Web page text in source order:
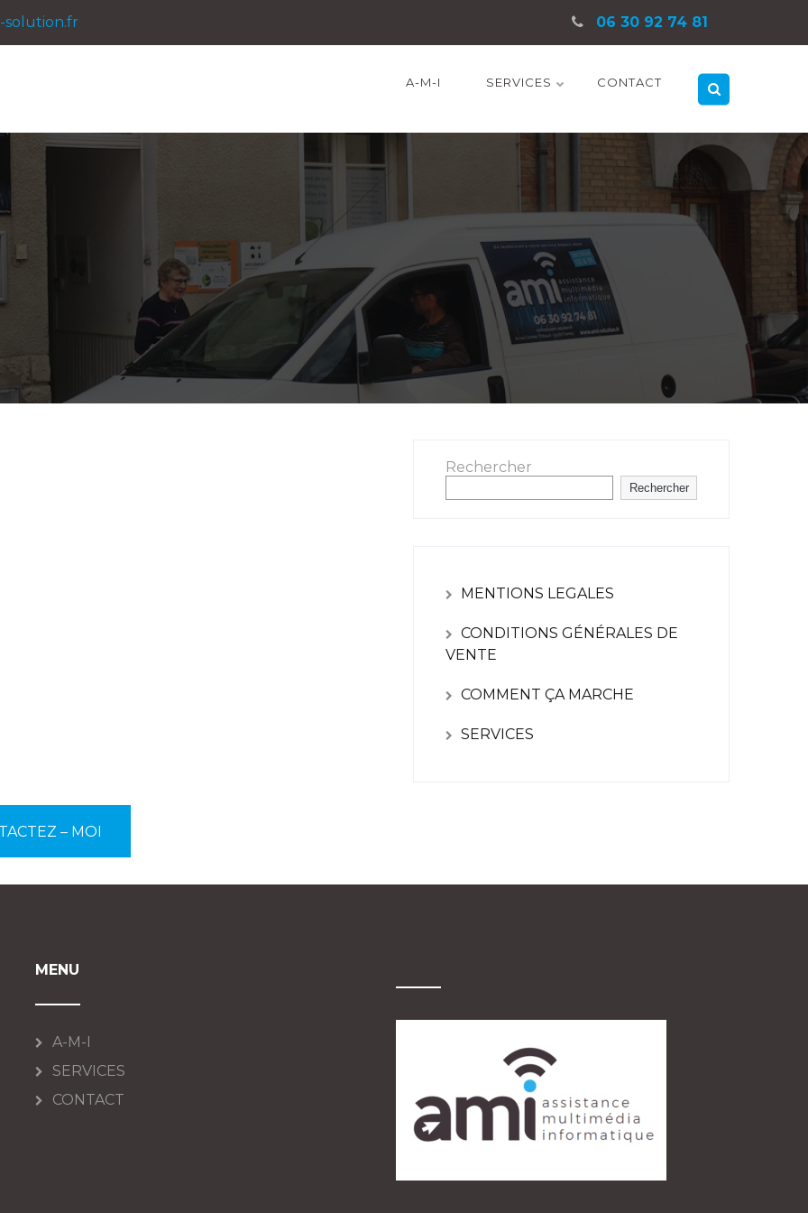
solution.fr 06 30 92 74 81
A-M-I SERVICES CONTACT
– MOI
Rechercher
Rechercher
MENTIONS LEGALES
CONDITIONS GÉNÉRALES DE
VENTE
COMMENT ÇA MARCHE
SERVICES
MENU
A-M-I
SERVICES
CONTACT